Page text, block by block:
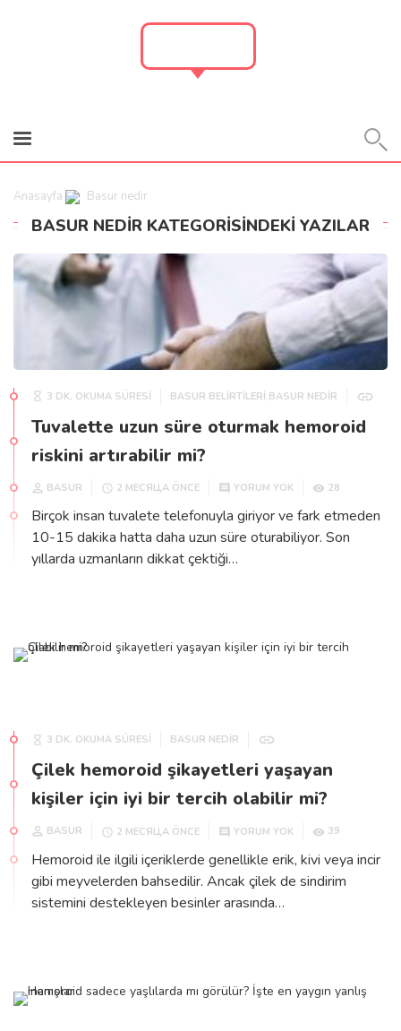
Anasayfa Basur nedir
BASUR NEDIR KATEGORİSİNDEKİ YAZILAR
3 DK. OKUMA SÜRESİ BASUR BELIRTILERI,BASUR NEDIR
Tuvalette uzun süre oturmak hemoroid
riskini artırabilir mi?
BASUR 2 МЕСЯЦА ÖNCE YORUM YOK 28
Birçok insan tuvalete telefonuyla giriyor ve fark etmeden
10-15 dakika hatta daha uzun süre oturabiliyor. Son
yıllarda uzmanların dikkat çektiği…
3 DK. OKUMA SÜRESİ BASUR NEDIR
Çilek hemoroid şikayetleri yaşayan
kişiler için iyi bir tercih olabilir mi?
BASUR 2 МЕСЯЦА ÖNCE YORUM YOK 39
Hemoroid ile ilgili içeriklerde genellikle erik, kivi veya incir
gibi meyvelerden bahsedilir. Ancak çilek de sindirim
sistemini destekleyen besinler arasında…